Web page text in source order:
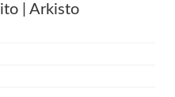
| Arkisto